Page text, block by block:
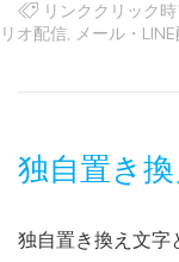
リンククリック
リオ配信
メール・
独自置き
独自置き換え文字